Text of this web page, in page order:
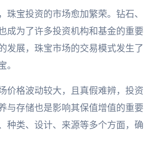
宝投资的市场愈加繁荣。钻石、
成为了许多投资机构和基金的重要
发展，珠宝市场的交易模式发生了
。
价格波动较大，且真假难辨，投资
与存储也是影响其保值增值的重要
种类、设计、来源等多个方面，确